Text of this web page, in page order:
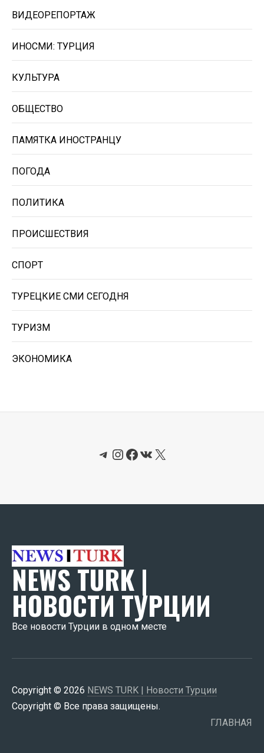
ВИДЕОРЕПОРТАЖ
ИНОСМИ: ТУРЦИЯ
КУЛЬТУРА
ОБЩЕСТВО
ПАМЯТКА ИНОСТРАНЦУ
ПОГОДА
ПОЛИТИКА
ПРОИСШЕСТВИЯ
СПОРТ
ТУРЕЦКИЕ СМИ СЕГОДНЯ
ТУРИЗМ
ЭКОНОМИКА
Telegram
Instagram
Facebook
ВКонтакте
X
NEWS TURK |
НОВОСТИ ТУРЦИИ
Все новости Турции в одном месте
Copyright © 2026 NEWS TURK | Новости Турции
Copyright © Все права защищены.
ГЛАВНАЯ